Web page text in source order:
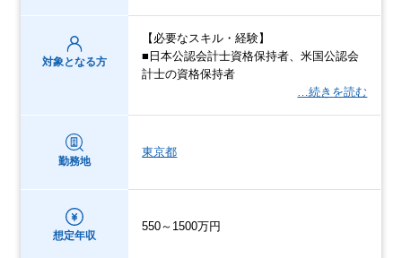
対象となる方
【必要なスキル・経験】
■日本公認会計士資格保持者、米国公認会
計士の資格保持者
…続きを読む
勤務地
東京都
想定年収
550～1500万円